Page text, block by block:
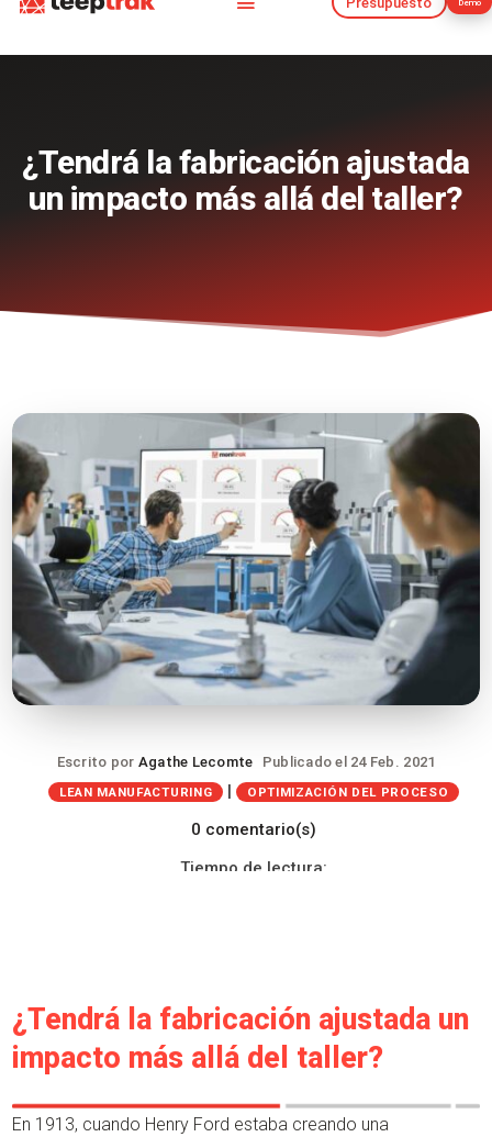
Demo
Presupuesto Demo
¿Tendrá la fabricación ajustada
un impacto más allá del taller?
Escrito por Agathe Lecomte Publicado el 24 Feb. 2021
LEAN MANUFACTURING | OPTIMIZACIÓN DEL PROCESO
0 comentario(s)
Tiempo de lectura:
¿Tendrá la fabricación ajustada un
impacto más allá del taller?
En 1913, cuando Henry Ford estaba creando una